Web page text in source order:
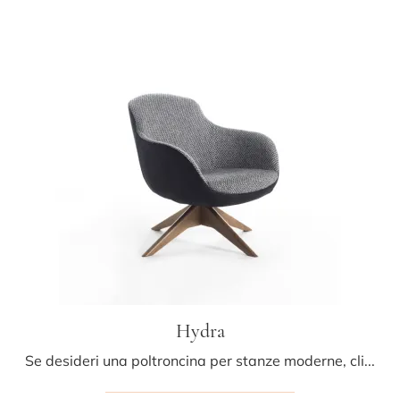
Hydra
Se desideri una poltroncina per stanze moderne, clicca e leggi di più sul modello Hydra in tessuto del marchio Fox Italia.